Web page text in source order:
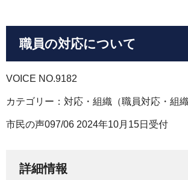
職員の対応について
VOICE NO.9182
カテゴリー：対応・組織（職員対応・組織
市民の声097/06 2024年10月15日受付
詳細情報